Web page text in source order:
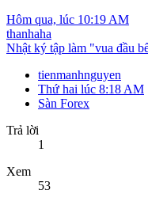
Hôm qua, lúc 10:19 AM
thanhaha
Nhật ký tập làm "vua đầu
tienmanhnguyen
Thứ hai lúc 8:18 AM
Sàn Forex
Trả lời
1
Xem
53